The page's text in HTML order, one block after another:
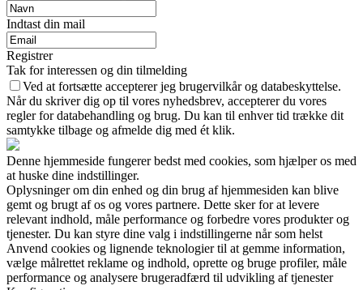
Indtast din mail
Registrer
Tak for interessen og din tilmelding
Ved at fortsætte accepterer jeg brugervilkår og databeskyttelse.
Når du skriver dig op til vores nyhedsbrev, accepterer du vores
regler for databehandling og brug. Du kan til enhver tid trække dit
samtykke tilbage og afmelde dig med ét klik.
Denne hjemmeside fungerer bedst med cookies, som hjælper os med
at huske dine indstillinger.
Oplysninger om din enhed og din brug af hjemmesiden kan blive
gemt og brugt af os og vores partnere. Dette sker for at levere
relevant indhold, måle performance og forbedre vores produkter og
tjenester. Du kan styre dine valg i indstillingerne når som helst
Anvend cookies og lignende teknologier til at gemme information,
vælge målrettet reklame og indhold, oprette og bruge profiler, måle
performance og analysere brugeradfærd til udvikling af tjenester